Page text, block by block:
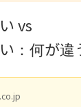
vs
：何が違